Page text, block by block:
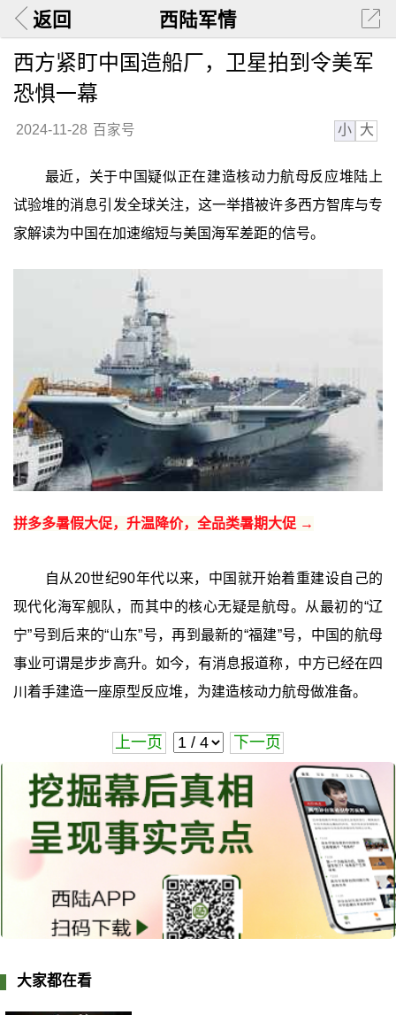
返回 西陆军情
西方紧盯中国造船厂，卫星拍到令美军
恐惧一幕
2024-11-28 百家号 小 大
最近，关于中国疑似正在建造核动力航母反应堆陆上
试验堆的消息引发全球关注，这一举措被许多西方智库与专
家解读为中国在加速缩短与美国海军差距的信号。
拼多多暑假大促，升温降价，全品类暑期大促 →
自从20世纪90年代以来，中国就开始着重建设自己的
现代化海军舰队，而其中的核心无疑是航母。从最初的“辽
宁”号到后来的“山东”号，再到最新的“福建”号，中国的航母
事业可谓是步步高升。如今，有消息报道称，中方已经在四
川着手建造一座原型反应堆，为建造核动力航母做准备。
上一页 下一页
大家都在看